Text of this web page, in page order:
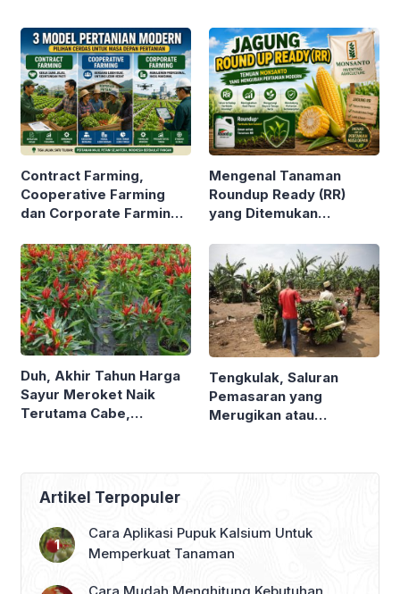
Contract Farming,
Cooperative Farming
dan Corporate Farming.
Dengar. Tapi Apa Beda
Ketiganya ?
Mengenal Tanaman
Roundup Ready (RR)
yang Ditemukan
MONSANTO. Tak Mati
Meski Disemprot
Herbisida ?
Duh, Akhir Tahun Harga
Sayur Meroket Naik
Terutama Cabe,
Tengkulak, Saluran
Pemasaran yang
Merugikan atau
Resiko Jadi Tengkulak
Artikel Terpopuler
Cara Aplikasi Pupuk Kalsium Untuk
Memperkuat Tanaman